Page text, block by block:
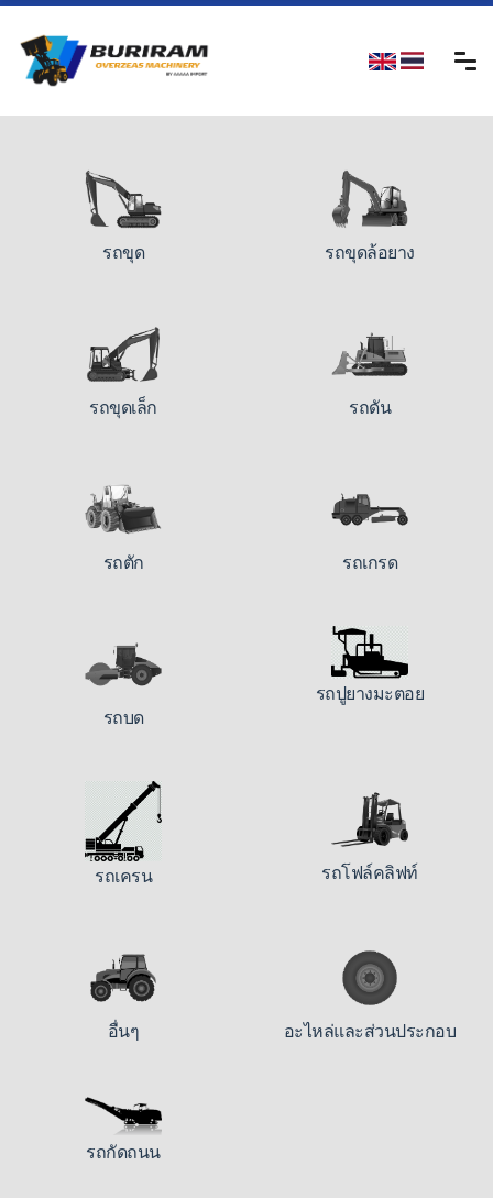
รถขุด รถขุดล้อยาง
รถขุดเล็ก รถดัน
รถตัก รถเกรด
รถบด
รถปูยางมะตอย
รถเครน รถโฟล์คลิฟท์
อื่นๆ อะไหล่และส่วนประกอบ
รถกัดถนน